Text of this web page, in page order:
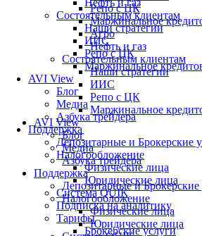
Нефть и газ
Состоятельным клиентам
Наши стратегии
ИИС
Репо с ЦК
Маржинальное
AVI View
Блог
Медиа
Азбука трейдера
Поддержка
Депозитарные и Брокерские
Налогообложение
Физические лица
Юридические лица
Система QUIK
Подписка на аналитику
Тарифы
Брокерские услуги
Репо с ЦК
Маржинальное
Агро
Нефть и газ
Состоятельным клиентам
Наши стратегии
ИИС
Репо с ЦК
Маржинальное
AVI View
Блог
Медиа
Азбука трейдера
Поддержка
Депозитарные и Брокерские
Налогообложение
Физические лица
Юридические лица